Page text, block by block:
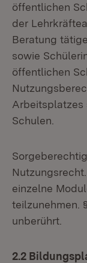
öffentlichen
der
Beratung
sowie
öffentlichen
Arbeitsplatzes
Schulen.
einzelne
teilzunehmen.
unberührt.
2.2